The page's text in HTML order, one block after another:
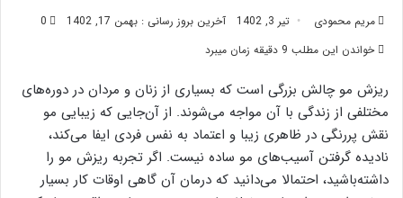
مریم محمودی تیر 3, 1402 آخرین بروز رسانی : بهمن 17, 1402
0
خواندن این مطلب 9 دقیقه زمان میبرد
ریزش مو چالش بزرگی است که بسیاری از زنان و مردان در دوره‌های
مختلفی از زندگی با آن مواجه می‌شوند. از آن‌جایی که زیبایی مو
نقش پررنگی در ظاهری زیبا و اعتماد به نفس فردی ایفا می‌کند،
نادیده گرفتن آسیب‌های مو ساده نیست. اگر تجربه ریزش مو را
داشته‌باشید، احتمالا می‌دانید که درمان آن گاهی اوقات کار بسیار